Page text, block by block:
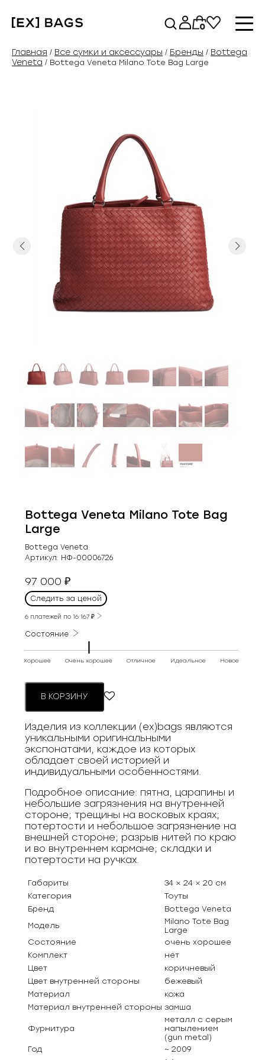
содержимому
0
Главная / Все сумки и аксессуары / Бренды / Bottega
Veneta / Bottega Veneta Milano Tote Bag Large
Previous Next
Bottega Veneta Milano Tote Bag
Large
Bottega Veneta
Артикул: НФ-00006726
97 000₽
Следить за ценой
6 платежей по16 167₽
Состояние
Хорошее Очень хорошее Отличное Идеальное Новое
В КОРЗИНУ
Изделия из коллекции (ex)bags являются
уникальными оригинальными
экспонатами, каждое из которых
обладает своей историей и
индивидуальными особенностями.
Подробное описание: пятна, царапины и
небольшие загрязнения на внутренней
стороне; трещины на восковых краях;
потертости и небольшое загрязнение на
внешней стороне; разрыв нитей по краю
и во внутреннем кармане; складки и
потертости на ручках.
Габариты
34 × 24 × 20 см
Категория
Тоуты
Бренд
Bottega Veneta
Модель
Milano Tote Bag
Large
Состояние
очень хорошее
Комплект
нет
Цвет
коричневый
Цвет внутренней стороны
бежевый
Материал
кожа
Материал внутренней стороны замша
Фурнитура
металл с серым
напылением
(gun metal)
Год
~ 2009